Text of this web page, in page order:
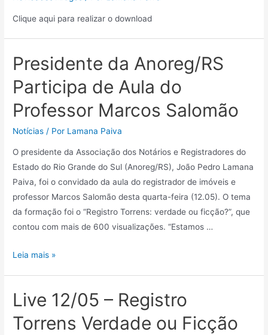
Clique aqui para realizar o download
Presidente da Anoreg/RS
Participa de Aula do
Professor Marcos Salomão
Notícias / Por Lamana Paiva
O presidente da Associação dos Notários e Registradores do
Estado do Rio Grande do Sul (Anoreg/RS), João Pedro Lamana
Paiva, foi o convidado da aula do registrador de imóveis e
professor Marcos Salomão desta quarta-feira (12.05). O tema
da formação foi o “Registro Torrens: verdade ou ficção?”, que
contou com mais de 600 visualizações. “Estamos …
Leia mais »
Live 12/05 – Registro
Torrens Verdade ou Ficção